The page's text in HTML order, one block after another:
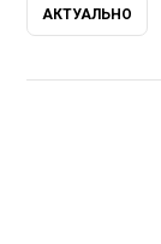
АКТУАЛЬНО